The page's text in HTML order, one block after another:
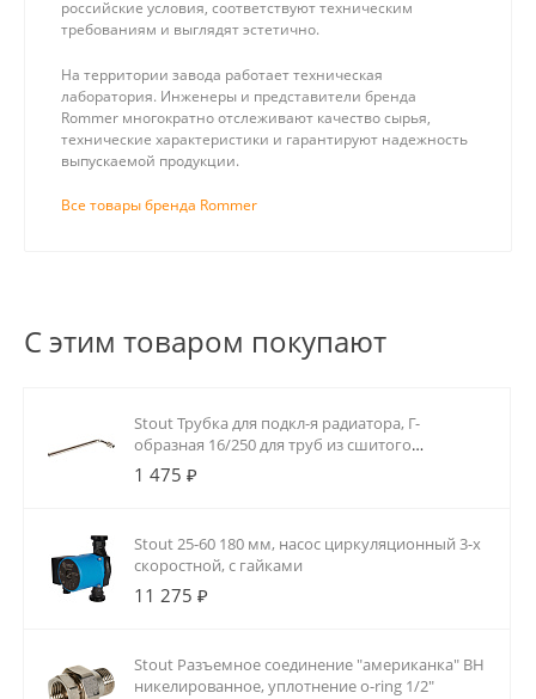
российские условия, соответствуют техническим
требованиям и выглядят эстетично.
На территории завода работает техническая
лаборатория. Инженеры и представители бренда
Rommer многократно отслеживают качество сырья,
технические характеристики и гарантируют надежность
выпускаемой продукции.
Все товары бренда Rommer
С этим товаром покупают
Stout Трубка для подкл-я радиатора, Г-
образная 16/250 для труб из сшитого
полиэтилена аксиальный
1 475 ₽
Stout 25-60 180 мм, насос циркуляционный 3-х
скоростной, с гайками
11 275 ₽
Stout Разъемное соединение "американка" ВН
никелированное, уплотнение o-ring 1/2"